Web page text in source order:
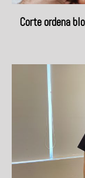
Corte ordena